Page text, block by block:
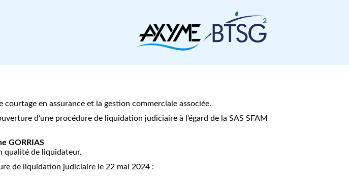
en assurance et la gestion commerciale associée.
d’une procédure de liquidation judiciaire à l’égard de la SAS SFAM
GORRIAS
qualité de liquidateur.
de liquidation judiciaire le 22 mai 2024 :